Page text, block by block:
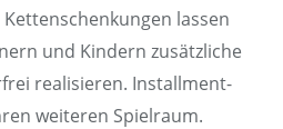
lassen
und Kindern zusätzliche
realisieren. Installment-
weiteren Spielraum.